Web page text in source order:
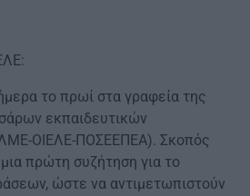
το πρωί στα γραφεία της
εκπαιδευτικών
ΟΙΕΛΕ-ΠΟΣΕΕΠΕΑ). Σκοπός
πρώτη συζήτηση για το
ώστε να αντιμετωπιστούν